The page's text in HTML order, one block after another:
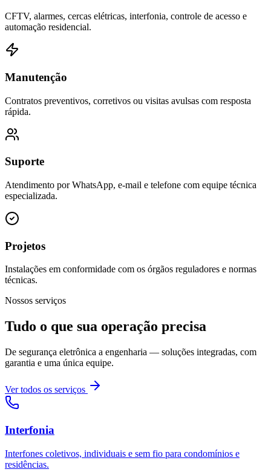
CFTV, alarmes, cercas elétricas, interfonia, controle de acesso e
automação residencial.
Manutenção
Contratos preventivos, corretivos ou visitas avulsas com resposta
rápida.
Suporte
Atendimento por WhatsApp, e-mail e telefone com equipe técnica
especializada.
Projetos
Instalações em conformidade com os órgãos reguladores e normas
técnicas.
Nossos serviços
Tudo o que sua operação precisa
De segurança eletrônica a engenharia — soluções integradas, com
garantia e uma única equipe.
Ver todos os serviços
Interfonia
Interfones coletivos, individuais e sem fio para condomínios e
residências.